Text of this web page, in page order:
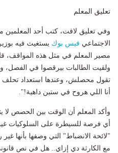
تعليق المعلم
وفي تعليق لافت، كتب أحد المعلمين
الاجتماعي فيس بوك يستغيث فيه
مصير المعلم في مثل هذه المواقف،
ولقيت الطالبات بيرقصوا في الفصل،
تقول محصلش، وعندها استعداد تحلف
أنا اللي هروح في ستين داهية!".
وأكد المعلم أن الوقت بين الحصص لا
أي فرصة للسيطرة على السلوكيات
"لائحة الانضباط" التي وصفها بأنها
مع الكارثة دي إزاي.. هل في نص